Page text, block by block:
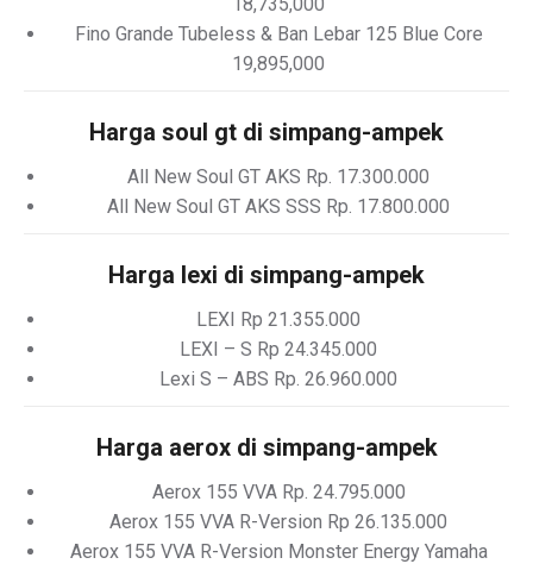
Fino Grande Tubeless & Ban Lebar 125 Blue Core
19,895,000
Harga soul gt di simpang-ampek
All New Soul GT AKS Rp. 17.300.000
All New Soul GT AKS SSS Rp. 17.800.000
Harga lexi di simpang-ampek
LEXI Rp 21.355.000
LEXI – S Rp 24.345.000
Lexi S – ABS Rp. 26.960.000
Harga aerox di simpang-ampek
Aerox 155 VVA Rp. 24.795.000
Aerox 155 VVA R-Version Rp 26.135.000
Aerox 155 VVA R-Version Monster Energy Yamaha